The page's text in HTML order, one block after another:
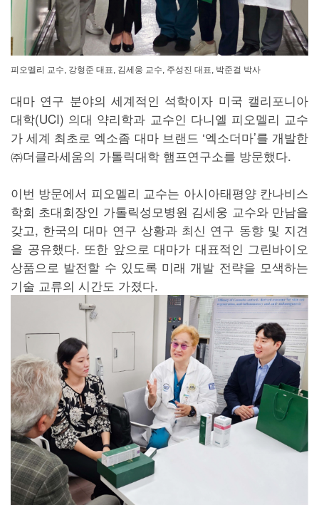
피오멜리 교수, 강형준 대표, 김세웅 교수, 주성진 대표, 박준걸 박사
대마 연구 분야의 세계적인 석학이자 미국 캘리포니아
대학(UCI) 의대 약리학과 교수인 다니엘 피오멜리 교수
가 세계 최초로 엑소좀 대마 브랜드 ‘엑소더마’를 개발한
㈜더클라세움의 가톨릭대학 햄프연구소를 방문했다.
이번 방문에서 피오멜리 교수는 아시아태평양 칸나비스
학회 초대회장인 가톨릭성모병원 김세웅 교수와 만남을
갖고, 한국의 대마 연구 상황과 최신 연구 동향 및 지견
을 공유했다. 또한 앞으로 대마가 대표적인 그린바이오
상품으로 발전할 수 있도록 미래 개발 전략을 모색하는
기술 교류의 시간도 가졌다.